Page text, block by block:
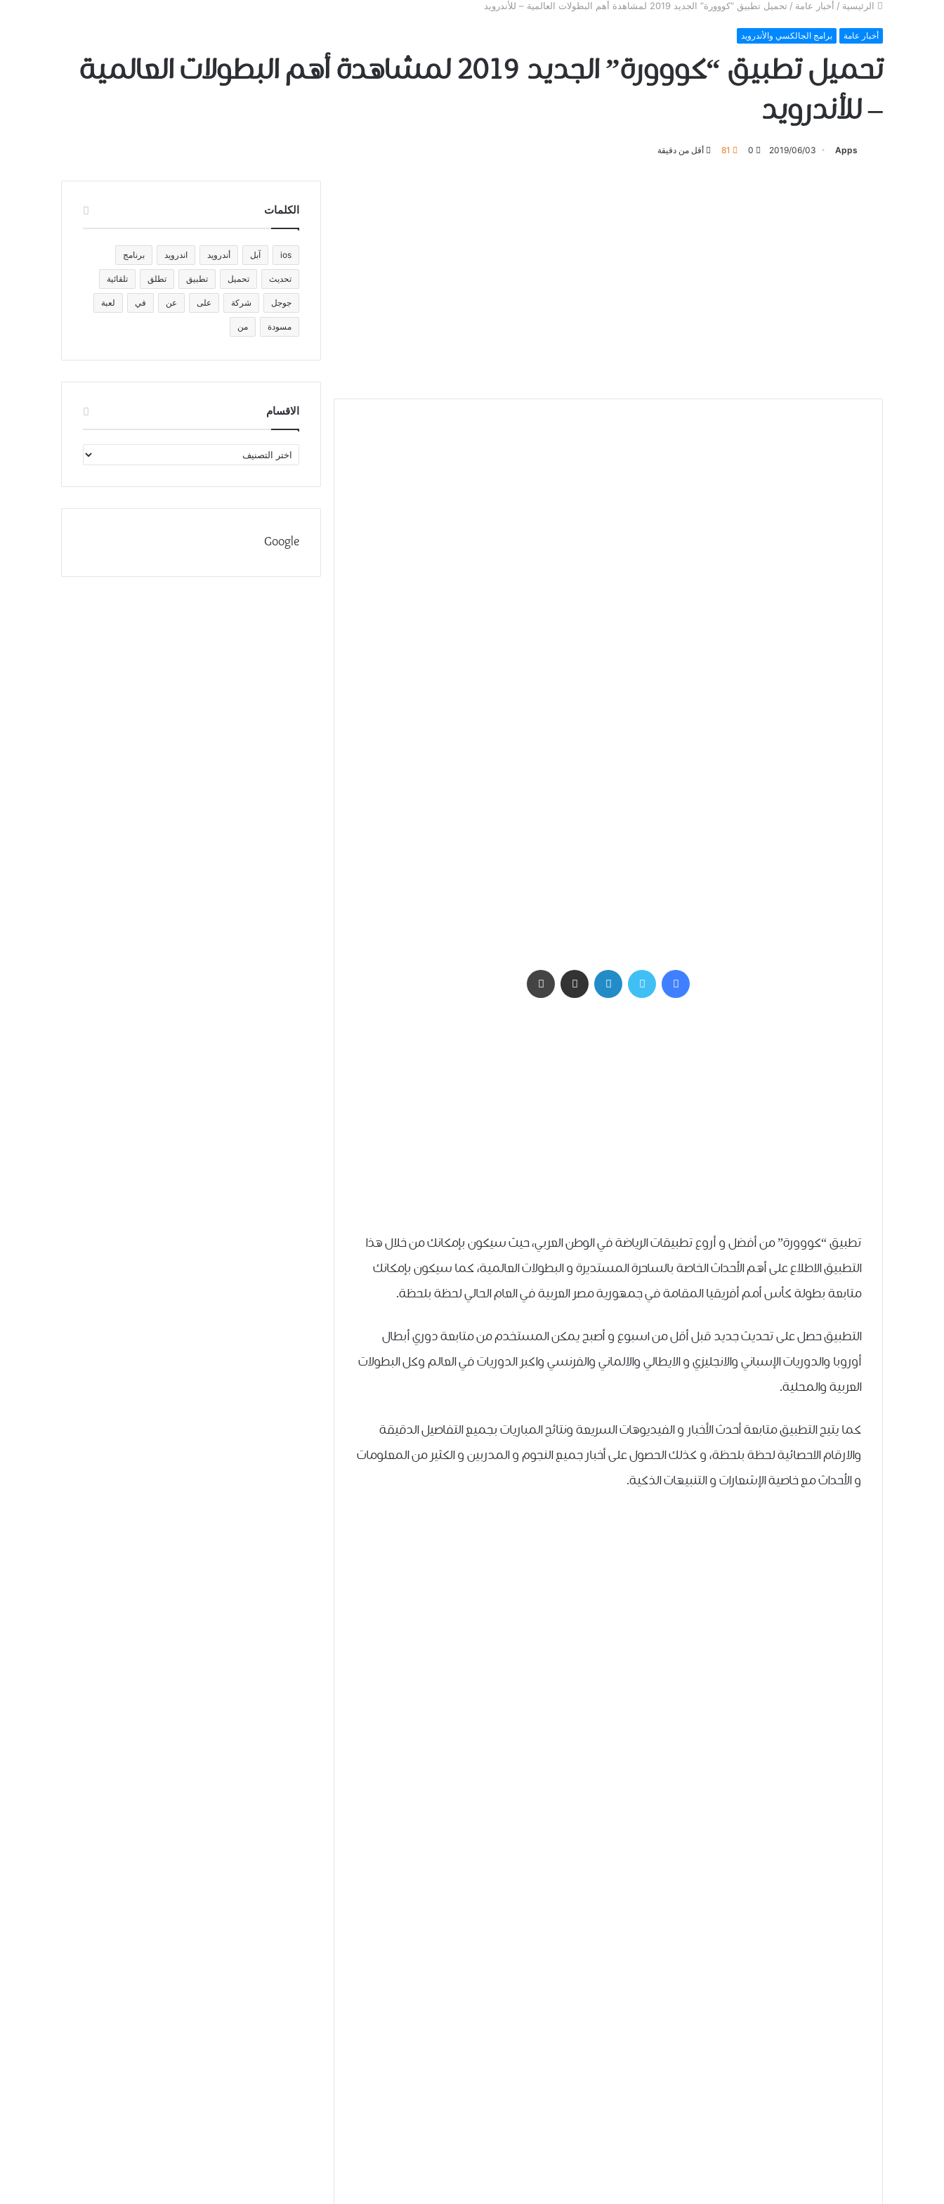
الرئيسية / أخبار عامة / تحميل ﺗﻄﺒﻴﻖ “ﻛﻮﻭﻭﺭﺓ” ﺍﻟﺠﺪﻳﺪ 2019 لمشاهدة أهم البطولات العالمية – للأندرويد
أخبار عامة برامج الجالكسي والأندرويد
تحميل ﺗﻄﺒﻴﻖ “ﻛﻮﻭﻭﺭﺓ” ﺍﻟﺠﺪﻳﺪ 2019 لمشاهدة أهم البطولات العالمية
– للأندرويد
Apps
2019/06/03
0
81 أقل من دقيقة
فيسبوك تويتر لينكدإن مشاركة عبر البريد
تطبيق “كووورة” من أفضل و أروع تطبيقات الرياضة في الوطن العربي، حيث سيكون بإمكانك من ﺧﻼﻝ ﻫﺬﺍ
ﺍﻟﺘﻄﺒﻴﻖ ﺍﻻﻃﻼﻉ ﻋﻠﻰ ﺃﻫﻢ ﺍﻷﺣﺪﺍﺙ ﺍﻟﺨﺎﺻﺔ ﺑﺎﻟﺴﺎﺣﺮﺓ ﺍﻟﻤﺴﺘﺪﻳﺮﺓ ﻭ البطولات العالمية، كما سيكون بإمكانك
متابعة ﺑﻄﻮﻟﺔ ﻛﺄﺱ ﺃﻣﻢ ﺃﻓﺮﻳﻘﻴﺎ المقامة في جمهورية مصر العربية في العام الحالي لحظة بلحظة.
التطبيق حصل على تحديث جديد قبل أقل من اسبوع و أصبح يمكن المستخدم من متابعة دوري أبطال
أوروبا والدوريات الإسباني والانجليزي و الايطالي والالماني والفرنسي واكبر الدوريات في العالم وكل البطولات
العربية والمحلية.
كما يتيح التطبيق متابعة أحدث الأخبار و الفيديوهات السريعة ونتائج المباريات بجميع التفاصيل الدقيقة
والارقام الاحصائية لحظة بلحظة، و كذلك الحصول على أخبار جميع النجوم و المدربين و الكثير من المعلومات
و الأحداث مع خاصية الإشعارات و التنبيهات الذكية.
الكلمات
ios آبل أندرويد اندرويد برنامج
تحديث تحميل تطبيق تطلق تلقائية
جوجل شركة على عن في لعبة
مسودة من
الاقسام
الاقسام
Google